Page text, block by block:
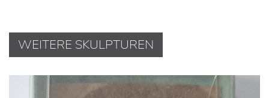
WEITERE SKULPTUREN